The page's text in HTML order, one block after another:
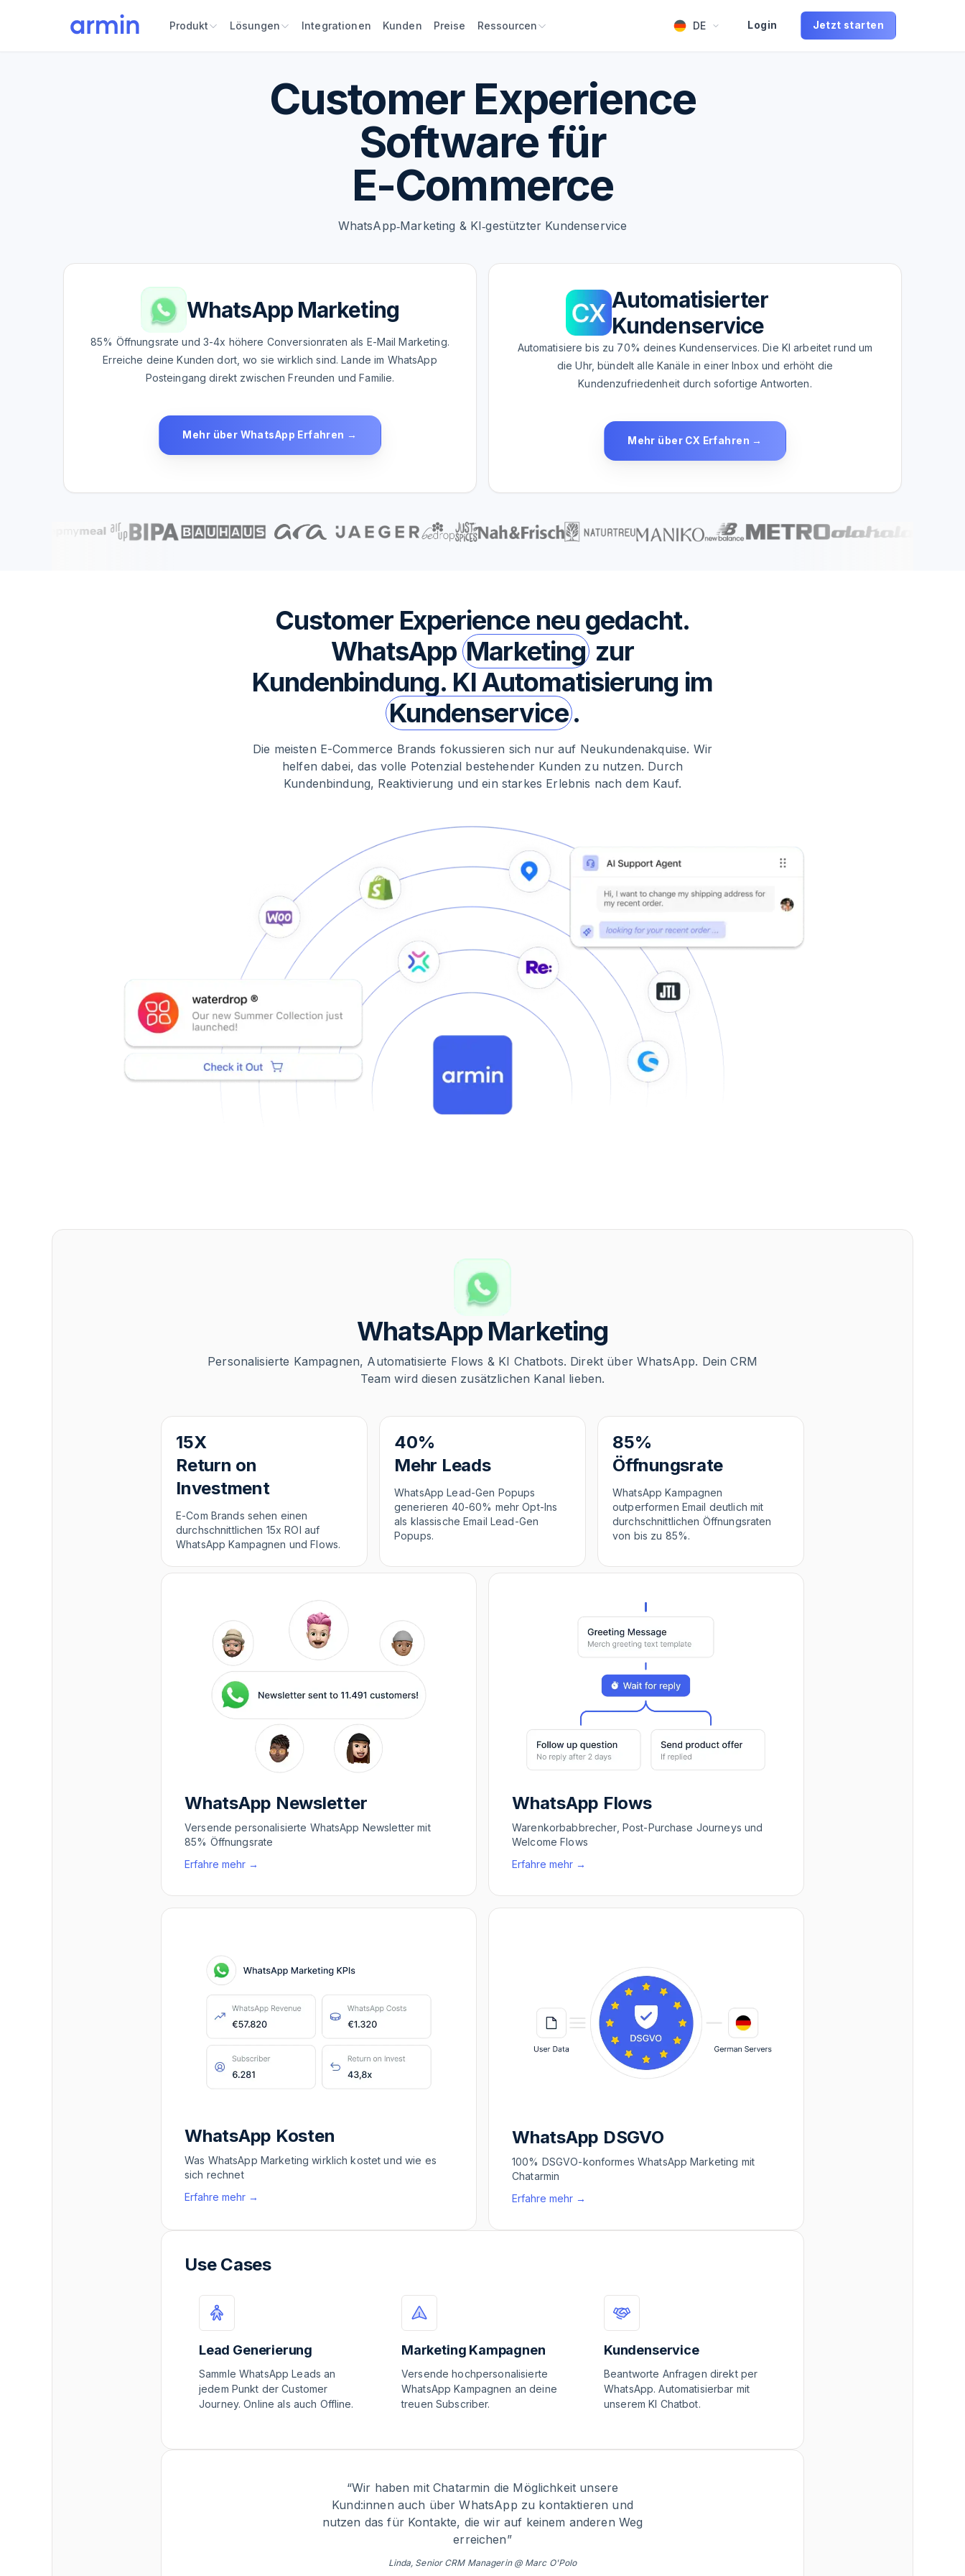
Produkt Lösungen Integrationen Kunden Preise Ressourcen DE Login Jetzt starten
Customer Experience
Software für
E-Commerce
WhatsApp‑Marketing & KI‑gestützter Kundenservice
WhatsApp Marketing
85% Öffnungsrate und 3-4x höhere Conversionraten als E-Mail Marketing.
Erreiche deine Kunden dort, wo sie wirklich sind. Lande im WhatsApp
Posteingang direkt zwischen Freunden und Familie.
Mehr über WhatsApp Erfahren →
Automatisierter
Kundenservice
Automatisiere bis zu 70% deines Kundenservices. Die KI arbeitet rund um
die Uhr, bündelt alle Kanäle in einer Inbox und erhöht die
Kundenzufriedenheit durch sofortige Antworten.
Mehr über CX Erfahren →
Customer Experience neu gedacht.
WhatsApp Marketingzur
Kundenbindung. KI Automatisierung im
Kundenservice.
Die meisten E-Commerce Brands fokussieren sich nur auf Neukundenakquise. Wir
helfen dabei, das volle Potenzial bestehender Kunden zu nutzen. Durch
Kundenbindung, Reaktivierung und ein starkes Erlebnis nach dem Kauf.
WhatsApp Marketing
Personalisierte Kampagnen, Automatisierte Flows & KI Chatbots. Direkt über WhatsApp. Dein CRM
Team wird diesen zusätzlichen Kanal lieben.
15X
Return on
Investment
E-Com Brands sehen einen
durchschnittlichen 15x ROI auf
WhatsApp Kampagnen und Flows.
40%
Mehr Leads
WhatsApp Lead-Gen Popups
generieren 40-60% mehr Opt-Ins
als klassische Email Lead-Gen
Popups.
85%
Öffnungsrate
WhatsApp Kampagnen
outperformen Email deutlich mit
durchschnittlichen Öffnungsraten
von bis zu 85%.
WhatsApp Newsletter
Versende personalisierte WhatsApp Newsletter mit
85% Öffnungsrate
Erfahre mehr →
WhatsApp Flows
Warenkorbabbrecher, Post-Purchase Journeys und
Welcome Flows
Erfahre mehr →
WhatsApp Kosten
Was WhatsApp Marketing wirklich kostet und wie es
sich rechnet
Erfahre mehr →
WhatsApp DSGVO
100% DSGVO-konformes WhatsApp Marketing mit
Chatarmin
Erfahre mehr →
Use Cases
Lead Generierung
Sammle WhatsApp Leads an
jedem Punkt der Customer
Journey. Online als auch Offline.
Marketing Kampagnen
Versende hochpersonalisierte
WhatsApp Kampagnen an deine
treuen Subscriber.
Kundenservice
Beantworte Anfragen direkt per
WhatsApp. Automatisierbar mit
unserem KI Chatbot.
“Wir haben mit Chatarmin die Möglichkeit unsere
Kund:innen auch über WhatsApp zu kontaktieren und
nutzen das für Kontakte, die wir auf keinem anderen Weg
erreichen”
Linda, Senior CRM Managerin @ Marc O'Polo